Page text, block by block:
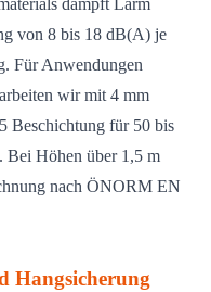
dämpft Lärm
von 8 bis 18 dB(A) je
Für Anwendungen
wir mit 4 mm
Beschichtung für 50 bis
Bei Höhen über 1,5 m
nach ÖNORM EN
Hangsicherung